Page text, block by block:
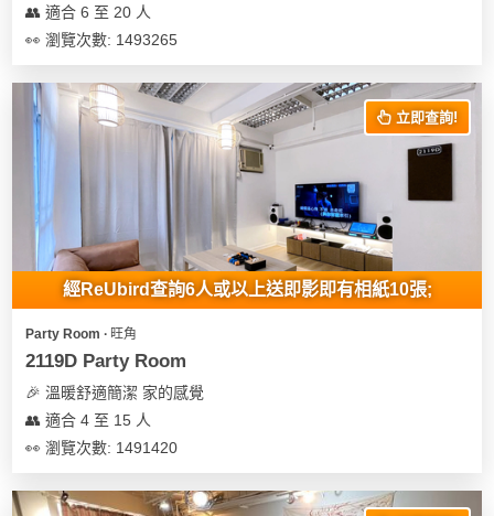
👥 適合 6 至 20 人
👀 瀏覽次數: 1493265
立即查詢!
經ReUbird查詢6人或以上送即影即有相紙10張;
Party Room ∙ 旺角
2119D Party Room
🎉 溫暖舒適簡潔 家的感覺
👥 適合 4 至 15 人
👀 瀏覽次數: 1491420